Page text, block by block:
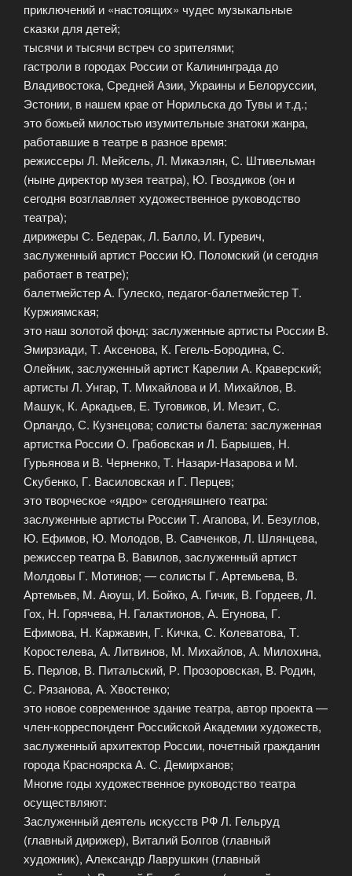
приключений и «настоящих» чудес музыкальные
сказки для детей;
тысячи и тысячи встреч со зрителями;
гастроли в городах России от Калининграда до
Владивостока, Средней Азии, Украины и Белоруссии,
Эстонии, в нашем крае от Норильска до Тувы и т.д.;
это божьей милостью изумительные знатоки жанра,
работавшие в театре в разное время:
режиссеры Л. Мейсель, Л. Микаэлян, С. Штивельман
(ныне директор музея театра), Ю. Гвоздиков (он и
сегодня возглавляет художественное руководство
театра);
дирижеры С. Бедерак, Л. Балло, И. Гуревич,
заслуженный артист России Ю. Поломский (и сегодня
работает в театре);
балетмейстер А. Гулеско, педагог-балетмейстер Т.
Куржиямская;
это наш золотой фонд: заслуженные артисты России В.
Эмирзиади, Т. Аксенова, К. Гегель-Бородина, С.
Олейник, заслуженный артист Карелии А. Краверский;
артисты Л. Унгар, Т. Михайлова и И. Михайлов, В.
Машук, К. Аркадьев, Е. Туговиков, И. Мезит, С.
Орландо, С. Кузнецова; солисты балета: заслуженная
артистка России О. Грабовская и Л. Барышев, Н.
Гурьянова и В. Черненко, Т. Назари-Назарова и М.
Скубенко, Г. Василовская и Г. Перцев;
это творческое «ядро» сегодняшнего театра:
заслуженные артисты России Т. Агапова, И. Безуглов,
Ю. Ефимов, Ю. Молодов, В. Савченков, Л. Шлянцева,
режиссер театра В. Вавилов, заслуженный артист
Молдовы Г. Мотинов; — солисты Г. Артемьева, В.
Артемьев, М. Аюуш, И. Бойко, А. Гичик, В. Гордеев, Л.
Гох, Н. Горячева, Н. Галактионов, А. Егунова, Г.
Ефимова, Н. Каржавин, Г. Кичка, С. Колеватова, Т.
Коростелева, А. Литвинов, М. Михайлов, А. Милохина,
Б. Перлов, В. Питальский, Р. Прозоровская, В. Родин,
С. Рязанова, А. Хвостенко;
это новое современное здание театра, автор проекта —
член-корреспондент Российской Академии художеств,
заслуженный архитектор России, почетный гражданин
города Красноярска А. С. Демирханов;
Многие годы художественное руководство театра
осуществляют:
Заслуженный деятель искусств РФ Л. Гельруд
(главный дирижер), Виталий Болгов (главный
художник), Александр Лаврушкин (главный